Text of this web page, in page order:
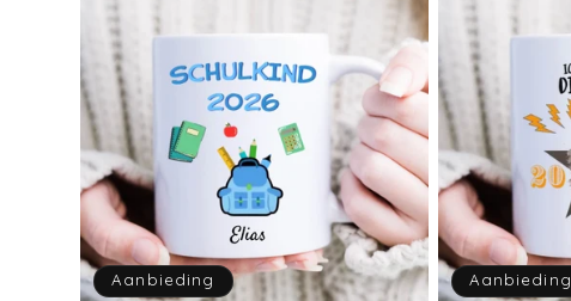
Aanbieding Aanbieding